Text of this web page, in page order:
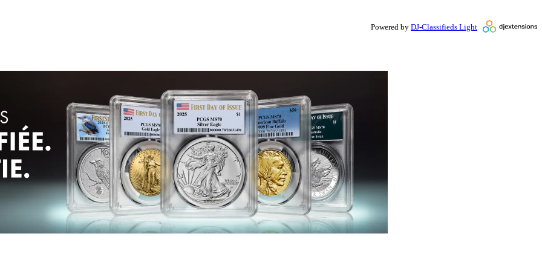
Powered by DJ-Classifieds Light